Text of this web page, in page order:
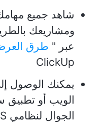
شاهد جميع
ومشاريعك
عبر " طرق
ClickUp
الويب أو
الجوال لنظامي iOS أو Android أو